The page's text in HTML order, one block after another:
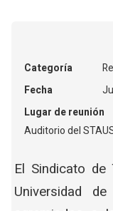
Categoría
Fecha
Lugar de reunión
Auditorio del
El Sindicato de
Universidad